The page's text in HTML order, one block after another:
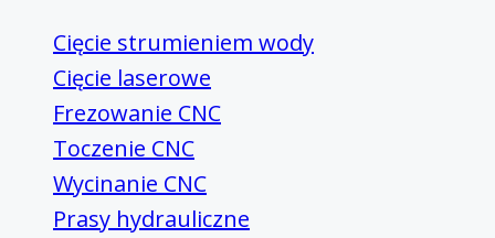
Cięcie strumieniem wody
Cięcie laserowe
Frezowanie CNC
Toczenie CNC
Wycinanie CNC
Prasy hydrauliczne